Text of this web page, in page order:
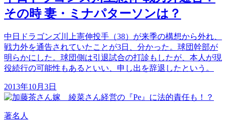
その時 妻・ミナパターソンは？
中日ドラゴンズ川上憲伸投手（38）が来季の構想から外れ、
戦力外を通告されていたことが3日、分かった。球団幹部が
明らかにした。球団側は引退試合の打診もしたが、本人が現
役続行の可能性もあるといい、申し出を辞退したという。
2013年10月3日
著名人